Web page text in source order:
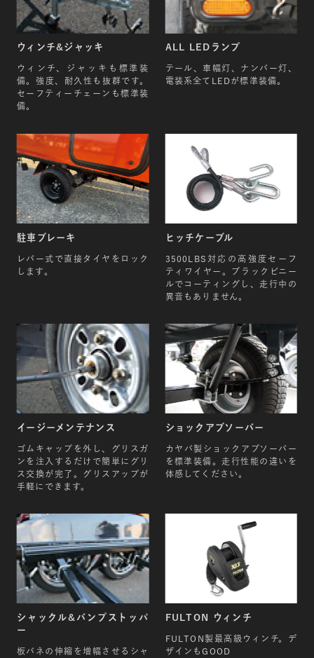
1,980mm
900mm
230kg
最大積載量
400kg
牽引可能な目安 ※2 牽引車空車重量
最低1,260kg以上
ブラックパウダーペイント
タイヤサイズ
195/60R14
ホイールサイズ
5.5J×14インチ
ホイール情報
オフセット+35
P.C.D 114.3 5穴
ボルトピッチ1.5使用
登録諸費用
重量税(2年分) ￥8,200
登録手数料 ￥700
ナンバープレート代 ￥750
ウィンチ&ジャッキ
ウィンチ、ジャッキも標準装
備。強度、耐久性も抜群です。
セーフティーチェーンも標準装
備。
ALL LEDランプ
テール、車幅灯、ナンバー灯、
電装系全てLEDが標準装備。
駐車ブレーキ
レバー式で直接タイヤをロック
します。
ヒッチケーブル
3500LBS対応の高強度セーフ
ティワイヤー。ブラックビニー
ルでコーティングし、走行中の
異音もありません。
イージーメンテナンス
ゴムキャップを外し、グリスガ
ンを注入するだけで簡単にグリ
ス交換が完了。グリスアップが
手軽にできます。
ショックアブソーバー
カヤバ製ショックアブソーバー
を標準装備。走行性能の違いを
体感してください。
シャックル&バンプストッパ
ー
板バネの伸縮を増幅させるシャ
FULTON ウィンチ
FULTON製最高級ウィンチ。デ
ザインもGOOD